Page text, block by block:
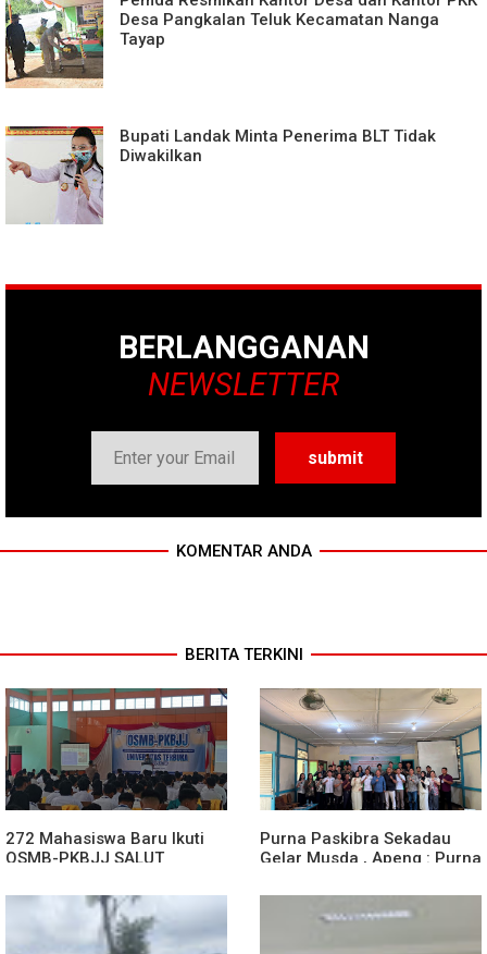
Desa Pangkalan Teluk Kecamatan Nanga
Tayap
Bupati Landak Minta Penerima BLT Tidak
Diwakilkan
BERLANGGANAN
NEWSLETTER
KOMENTAR ANDA
BERITA TERKINI
272 Mahasiswa Baru Ikuti
OSMB-PKBJJ SALUT
Purna Paskibra Sekadau
Gelar Musda , Apeng : Purna
Agen Terdepan Menjaga
Persatuan Dan Kesatuan